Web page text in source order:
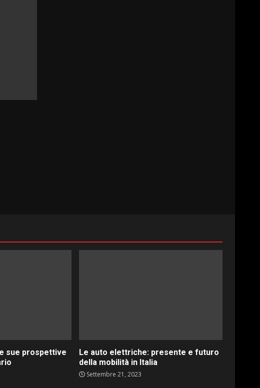
sue prospettive
Le auto elettriche: presente e futuro
della mobilità in Italia
Settembre 21, 2023